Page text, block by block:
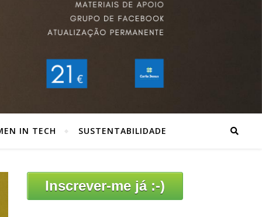
IN TECH SUSTENTABILIDADE
Inscrever-me já :-)